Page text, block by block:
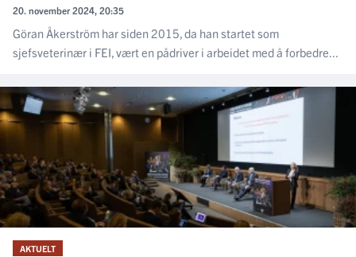
20. november 2024, 20:35
Göran Åkerström har siden 2015, da han startet som
sjefsveterinær i FEI, vært en pådriver i arbeidet med å forbedre...
AKTUELT